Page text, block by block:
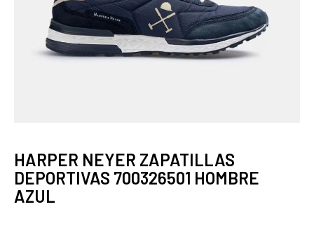
HARPER NEYER ZAPATILLAS
DEPORTIVAS 700326501 HOMBRE
AZUL